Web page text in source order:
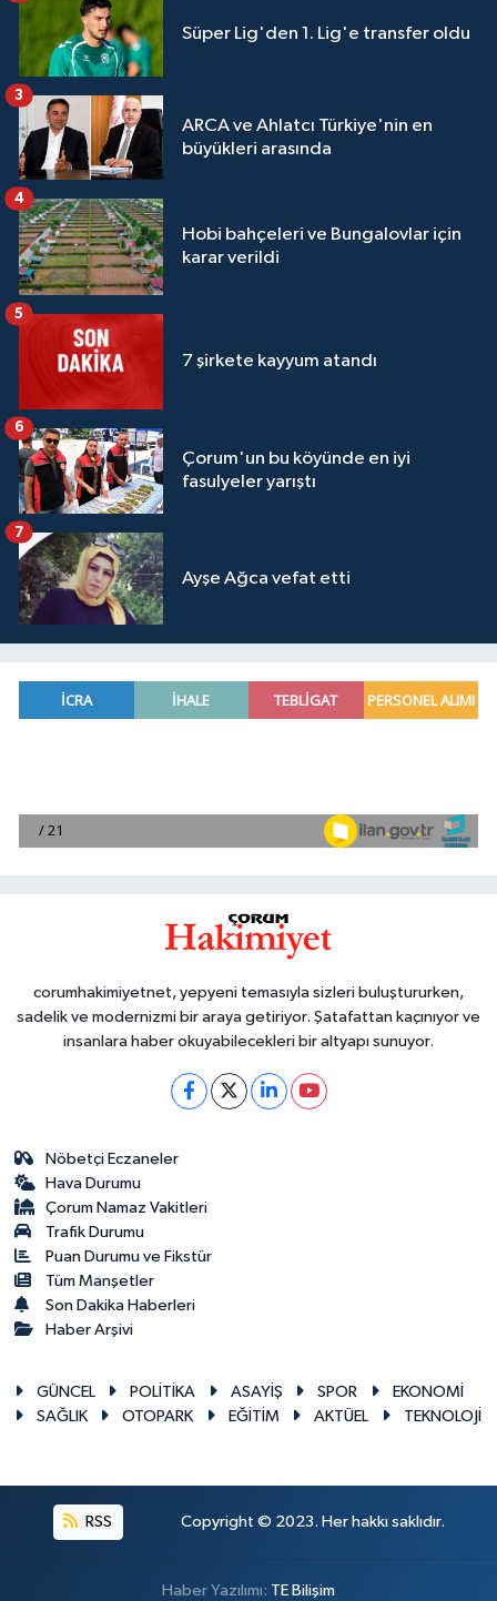
Süper Lig'den 1. Lig'e transfer oldu
ARCA ve Ahlatcı Türkiye'nin en
büyükleri arasında
3
Hobi bahçeleri ve Bungalovlar için
karar verildi
4
7 şirkete kayyum atandı
5
Çorum'un bu köyünde en iyi
fasulyeler yarıştı
6
Ayşe Ağca vefat etti
7
corumhakimiyetnet, yepyeni temasıyla sizleri buluştururken,
sadelik ve modernizmi bir araya getiriyor. Şatafattan kaçınıyor ve
insanlara haber okuyabilecekleri bir altyapı sunuyor.
Nöbetçi Eczaneler
Hava Durumu
Çorum Namaz Vakitleri
Trafik Durumu
Puan Durumu ve Fikstür
Tüm Manşetler
Son Dakika Haberleri
Haber Arşivi
GÜNCEL POLİTİKA ASAYİŞ SPOR
EKONOMİ
SAĞLIK
OTOPARK EĞİTİM AKTÜEL TEKNOLOJİ
RSS Copyright © 2023. Her hakkı saklıdır.
Haber Yazılımı: TE Bilişim